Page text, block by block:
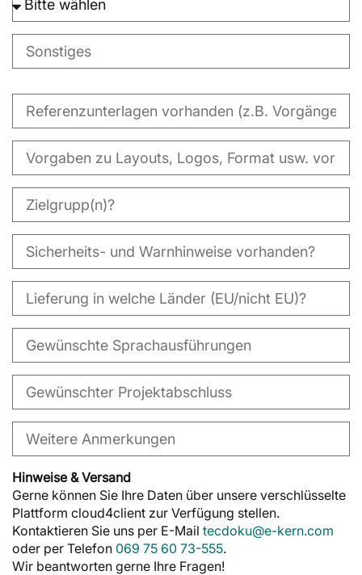
Hinweise & Versand
Gerne können Sie Ihre Daten über unsere verschlüsselte
Plattform cloud4client zur Verfügung stellen.
Kontaktieren Sie uns per E-Mail tecdoku@e-kern.com
oder per Telefon 069 75 60 73-555.
Wir beantworten gerne Ihre Fragen!